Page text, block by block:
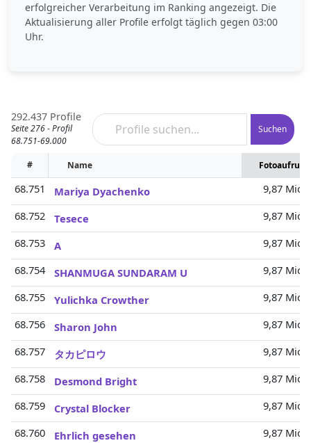
erfolgreicher Verarbeitung im Ranking angezeigt. Die
Aktualisierung aller Profile erfolgt täglich gegen 03:00
Uhr.
292.437 Profile
Seite 276 - Profil
68.751-69.000
Suchen
# Name Fotoaufrufe
68.751 Mariya Dyachenko
9,87 Mio.
68.752
Tesece
9,87 Mio.
68.753
A
9,87 Mio.
68.754
SHANMUGA SUNDARAM U
9,87 Mio.
68.755
Yulichka Crowther
9,87 Mio.
68.756
Sharon John
9,87 Mio.
68.757
タカピロウ
9,87 Mio.
68.758
Desmond Bright
9,87 Mio.
68.759
Crystal Blocker
9,87 Mio.
68.760
Ehrlich gesehen
9,87 Mio.